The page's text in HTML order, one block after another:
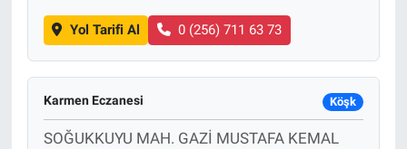
Yol Tarifi Al 0 (256) 711 63 73
Karmen Eczanesi Köşk
SOĞUKKUYU MAH. GAZİ MUSTAFA KEMAL